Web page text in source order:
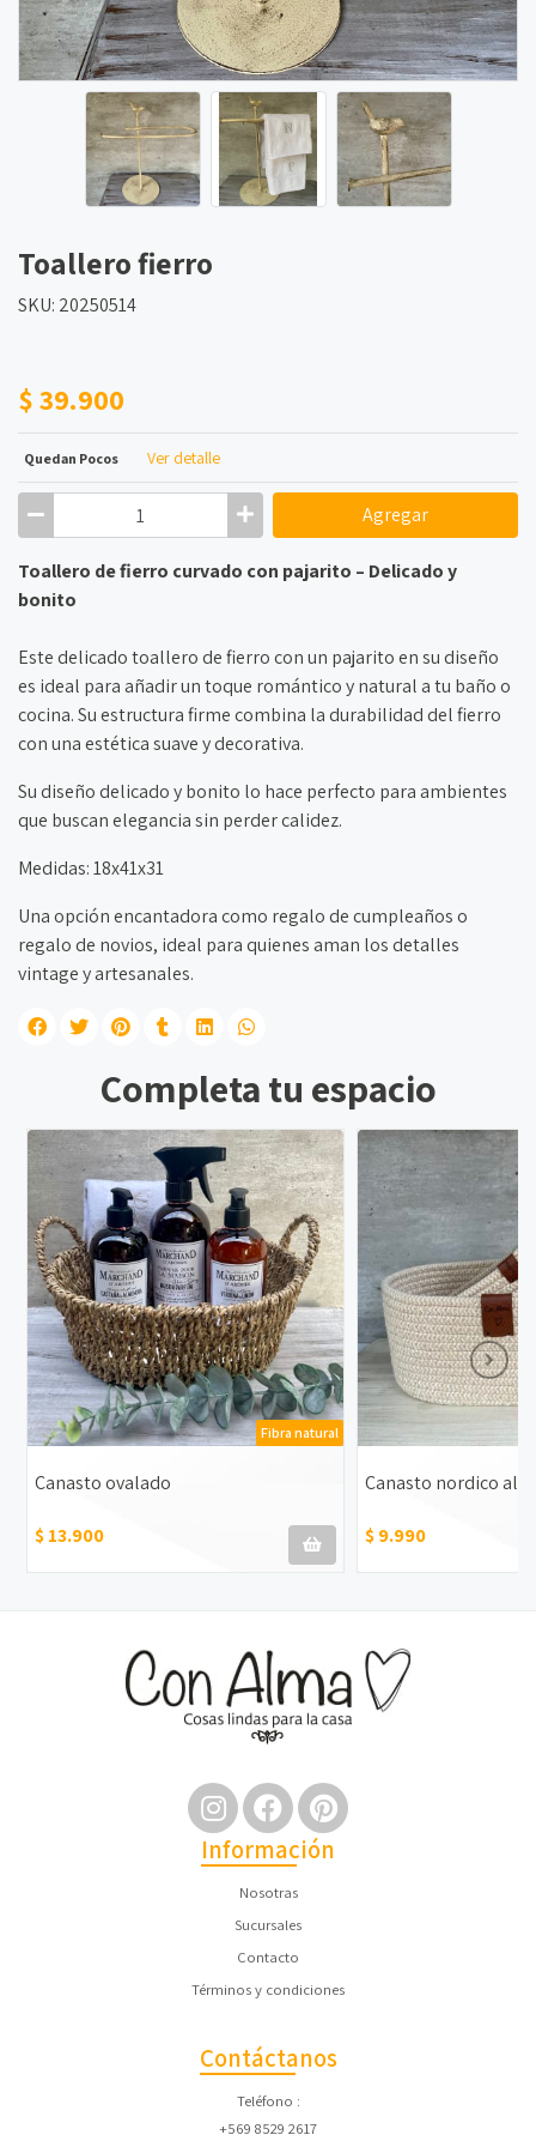
Toallero fierro
SKU: 20250514
$ 39.900
Quedan Pocos Ver detalle
Agregar
Toallero de fierro curvado con pajarito – Delicado y
bonito
Este delicado toallero de fierro con un pajarito en su diseño
es ideal para añadir un toque romántico y natural a tu baño o
cocina. Su estructura firme combina la durabilidad del fierro
con una estética suave y decorativa.
Su diseño delicado y bonito lo hace perfecto para ambientes
que buscan elegancia sin perder calidez.
Medidas: 18x41x31
Una opción encantadora como regalo de cumpleaños o
regalo de novios, ideal para quienes aman los detalles
vintage y artesanales.
Completa tu espacio
Fibra natural
Canasto ovalado
$ 13.900
Canasto nordico
$ 9.990
Información
Nosotras
Sucursales
Contacto
Términos y condiciones
Contáctanos
Teléfono
+569 8529 2617